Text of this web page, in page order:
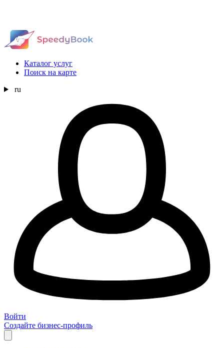
Каталог услуг
Поиск на карте
ru
Войти
Создайте бизнес-профиль